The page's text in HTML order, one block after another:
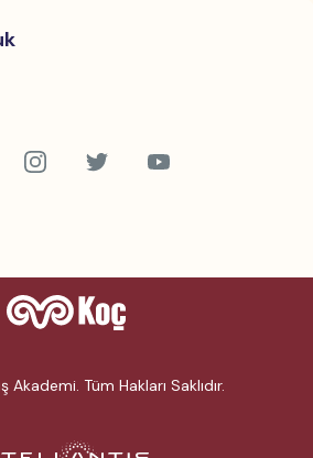
Tüm Hakları Saklıdır.